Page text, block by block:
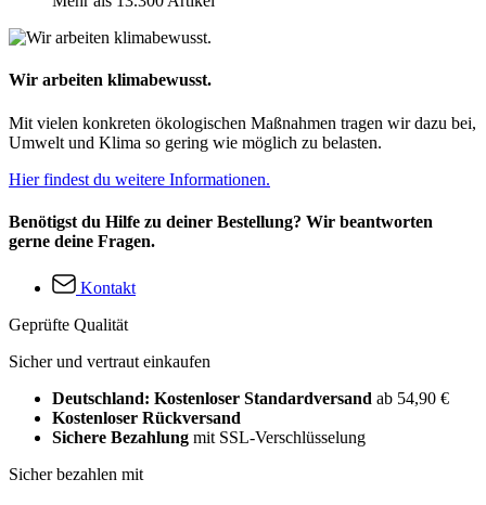
Wir arbeiten klimabewusst.
Mit vielen konkreten ökologischen Maßnahmen tragen wir dazu bei,
Umwelt und Klima so gering wie möglich zu belasten.
Hier findest du weitere Informationen.
Benötigst du Hilfe zu deiner Bestellung? Wir beantworten
gerne deine Fragen.
Kontakt
Geprüfte Qualität
Sicher und vertraut einkaufen
Deutschland: Kostenloser Standardversand ab 54,90 €
Kostenloser Rückversand
Sichere Bezahlung mit SSL-Verschlüsselung
Sicher bezahlen mit